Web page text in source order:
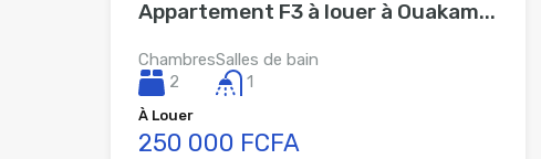
Appartement F3 à louer à Ouakam...
Chambres
2
Salles de bain
1
À Louer
250 000 FCFA